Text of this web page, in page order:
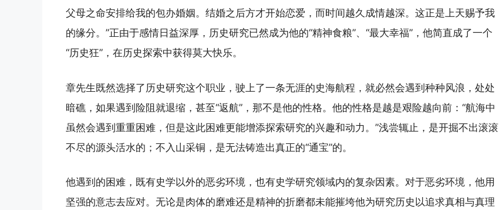
父母之命安排给我的包办婚姻。结婚之后方才开始恋爱，而时间越久成情越深。这正是上天赐予我
的缘分。”正由于感情日益深厚，历史研究已然成为他的“精神食粮”、“最大幸福”，他简直成了一个
“历史狂”，在历史探索中获得莫大快乐。
章先生既然选择了历史研究这个职业，驶上了一条无涯的史海航程，就必然会遇到种种风浪，处处
暗礁，如果遇到险阻就退缩，甚至“返航”，那不是他的性格。他的性格是越是艰险越向前：“航海中
虽然会遇到重重困难，但是这此困难更能增添探索研究的兴趣和动力。”浅尝辄止，是开掘不出滚滚
不尽的源头活水的；不入山采铜，是无法铸造出真正的“通宝”的。
他遇到的困难，既有史学以外的恶劣环境，也有史学研究领域内的复杂因素。对于恶劣环境，他用
坚强的意志去应对。无论是肉体的磨难还是精神的折磨都未能摧垮他为研究历史以追求真相与真理